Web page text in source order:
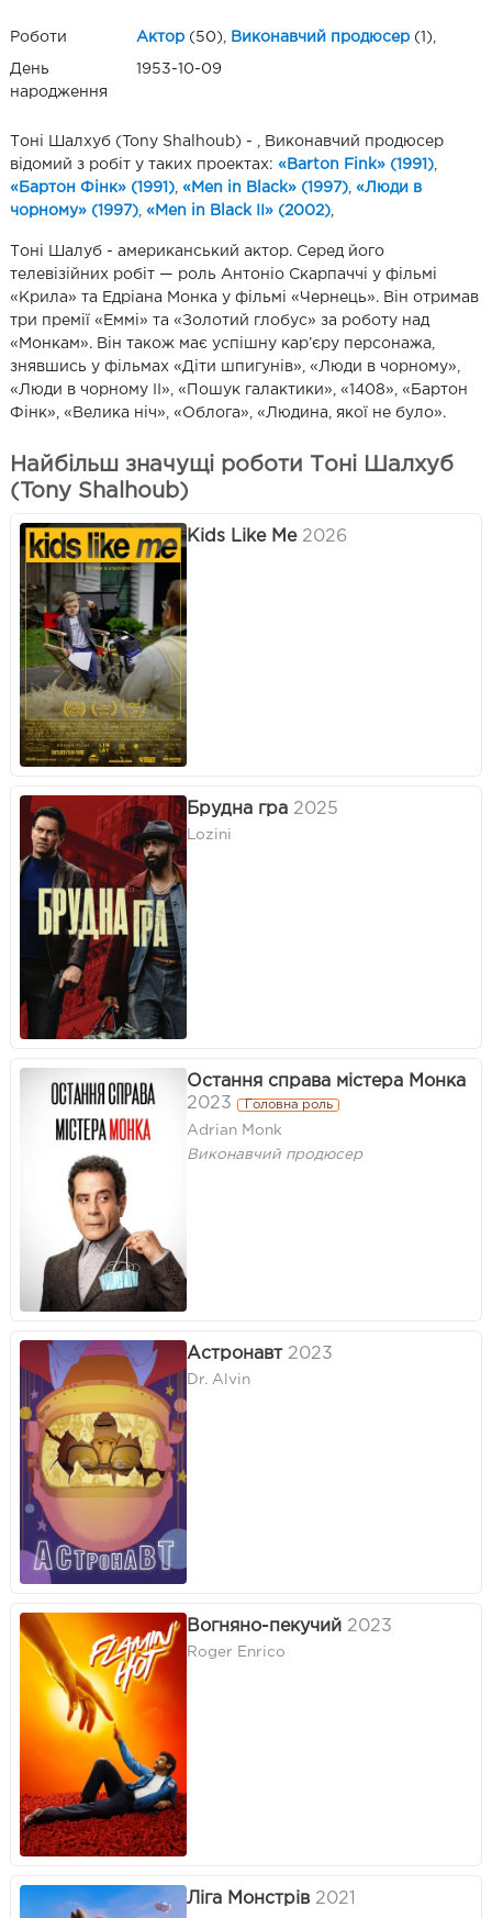
Роботи Актор (50), Виконавчий продюсер (1),
День
народження
1953-10-09
Тоні Шалхуб (Tony Shalhoub) - , Виконавчий продюсер
відомий з робіт у таких проектах: «Barton Fink» (1991)
«Бартон Фінк» (1991) «Men in Black» (1997) «Люди в
чорному» (1997) «Men in Black II» (2002)
Тоні Шалуб - американський актор. Серед його
телевізійних робіт — роль Антоніо Скарпаччі у фільмі
«Крила» та Едріана Монка у фільмі «Чернець». Він отримав
три премії «Еммі» та «Золотий глобус» за роботу над
«Монкам». Він також має успішну кар’єру персонажа,
знявшись у фільмах «Діти шпигунів», «Люди в чорному»,
«Люди в чорному II», «Пошук галактики», «1408», «Бартон
Фінк», «Велика ніч», «Облога», «Людина, якої не було».​
Найбільш значущі роботи Тоні Шалхуб
(Tony Shalhoub)
Kids Like Me 2026
Брудна гра 2025
Lozini
Остання справа містера Монка
2023
Головна роль
Adrian Monk
Виконавчий продюсер
Астронавт 2023
Dr. Alvin
Вогняно-пекучий 2023
Roger Enrico
Ліга Монстрів 2021